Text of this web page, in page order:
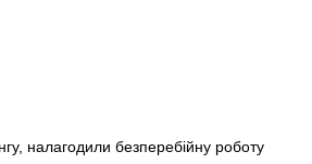
налагодили безперебійну роботу